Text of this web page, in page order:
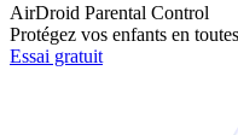
AirDroid Parental Control
Protégez vos enfants en
Essai gratuit